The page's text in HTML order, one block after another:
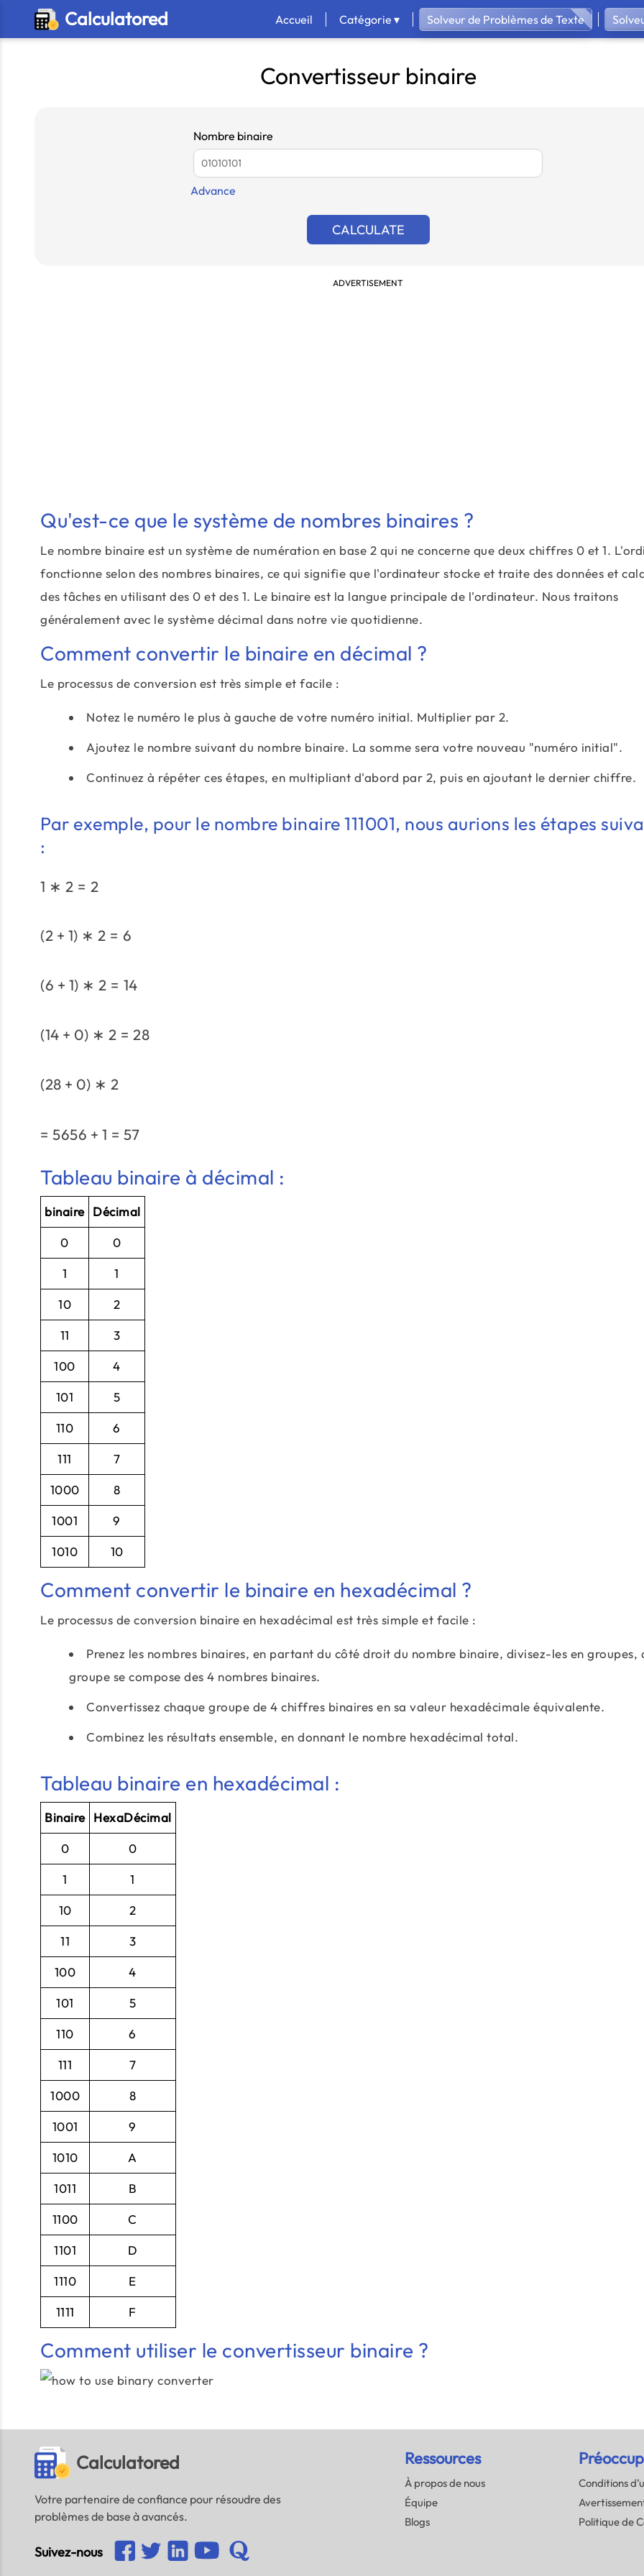
Calculatored Accueil Catégorie ▾ Solveur de Problèmes de Texte
Convertisseur binaire
Nombre binaire
Advance
CALCULATE
ADVERTISEMENT
Qu'est-ce que le système de nombres binaires ?
Le nombre binaire est un système de numération en base 2 qui ne concerne que deux chiffres 0 et 1.
fonctionne selon des nombres binaires, ce qui signifie que l'ordinateur stocke et traite des données et
des tâches en utilisant des 0 et des 1. Le binaire est la langue principale de l'ordinateur. Nous traitons
généralement avec le système décimal dans notre vie quotidienne.
Comment convertir le binaire en décimal ?
Le processus de conversion est très simple et facile :
Notez le numéro le plus à gauche de votre numéro initial. Multiplier par 2.
Ajoutez le nombre suivant du nombre binaire. La somme sera votre nouveau "numéro initial".
Continuez à répéter ces étapes, en multipliant d'abord par 2, puis en ajoutant le dernier chiffre.
Par exemple, pour le nombre binaire 111001, nous aurions les étapes
:
1 ∗ 2 = 2
(2 + 1) ∗ 2 = 6
(6 + 1) ∗ 2 = 14
(14 + 0) ∗ 2 = 28
(28 + 0) ∗ 2
= 5656 + 1 = 57
Tableau binaire à décimal :
binaire Décimal
0 0
1 1
10 2
11 3
100 4
101 5
110 6
111 7
1000 8
1001 9
1010 10
Comment convertir le binaire en hexadécimal ?
Le processus de conversion binaire en hexadécimal est très simple et facile :
Prenez les nombres binaires, en partant du côté droit du nombre binaire, divisez-les en groupes,
groupe se compose des 4 nombres binaires.
Convertissez chaque groupe de 4 chiffres binaires en sa valeur hexadécimale équivalente.
Combinez les résultats ensemble, en donnant le nombre hexadécimal total.
Tableau binaire en hexadécimal :
Binaire HexaDécimal
0 0
1 1
10 2
11 3
100 4
101 5
110 6
111 7
1000 8
1001 9
1010 A
1011 B
1100 C
1101 D
1110 E
1111 F
Comment utiliser le convertisseur binaire ?
Calculatored
Votre partenaire de confiance pour résoudre des
problèmes de base à avancés.
Suivez-nous
Ressources
À propos de nous
Équipe
Blogs
Conditions
Politique de